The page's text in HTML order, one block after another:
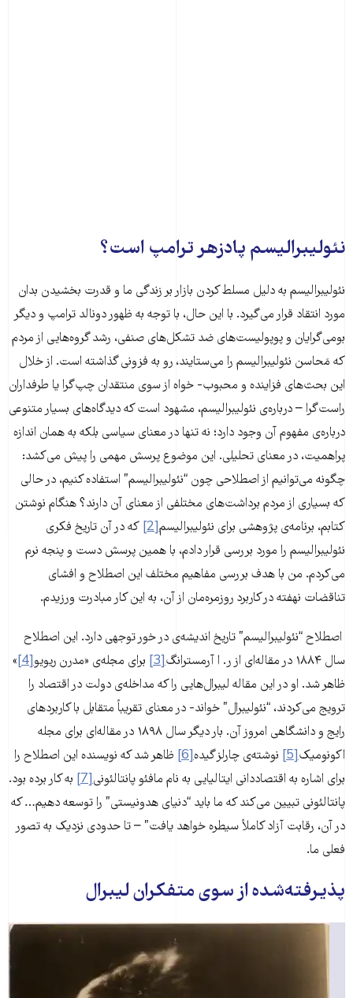
نئولیبرالیسم پادزهر ترامپ است؟
نئولیبرالیسم به دلیل مسلط کردن بازار بر زندگی ما و قدرت بخشیدن بدان
مورد انتقاد قرار می‌گیرد. با این حال، با توجه به ظهور دونالد ترامپ و دیگر
بومی‌گرایان و پوپولیست‌های ضد تشکل‌های صنفی، رشد گروه‌هایی از مردم
که مَحاسن نئولیبرالیسم را می‌ستایند، رو به فزونی‌ گذاشته است. از خلال
این بحث‌های فزاینده و محبوب- خواه از سوی منتقدان چپ‌گرا یا طرفداران
راست‌گرا – درباره‌ی نئولیبرالیسم، مشهود است که دیدگاه‌های بسیار متنوعی
درباره‌ی مفهوم آن وجود دارد؛ نه تنها در معنای سیاسی بلکه به همان اندازه
پراهمیت، در معنای تحلیلی. این موضوع پرسش مهمی را پیش می‌کشد:
چگونه می‌توانیم از اصطلاحی چون “نئولیبرالیسم” استفاده کنیم، در حالی
که بسیاری از مردم برداشت‌های مختلفی از معنای آن دارند؟ هنگام نوشتن
کتابم، برنامه‌ی پژوهشی برای نئولیبرالیسم[2]
که در آن تاریخ فکری
نئولیبرالیسم را مورد بررسی قرار دادم، با همین پرسش دست و پنجه نرم
می‌کردم. من با هدف بررسی مفاهیم مختلف این اصطلاح و افشای
تناقضات نهفته در کاربرد روزمره‌مان از آن، به این کار مبادرت ورزیدم.
اصطلاح “نئولیبرالیسم” تاریخ اندیشه‌ی در خور توجهی دارد. این اصطلاح
سال ۱۸۸۴ در مقاله‌ای از ر. ا آرمسترانگ
[3] برای مجله‌ی «مدرن ریویو[4]
»
ظاهر شد. او در این مقاله لیبرال‌هایی را که مداخله‌ی دولت در اقتصاد را
ترویج می‌کردند، “نئولیبرال” خواند- در معنای تقریباً متقابل با کاربردهای
رایج و دانشگاهی امروز آن. بار دیگر سال ۱۸۹۸ در مقاله‌ای برای مجله
اکونومیک[5] نوشته‌ی چارلز گیده[6]
ظاهر شد که نویسنده این اصطلاح را
برای اشاره به اقتصاددانی ایتالیایی به نام مافئو پانتالئونی[7]
به کار برده بود.
پانتالئونی تبیین می‌کند که ما باید “دنیای هدونیستی” را توسعه دهیم… که
در آن، رقابت آزاد کاملاً سیطره خواهد یافت” – تا حدودی نزدیک به تصور
فعلی ما.
پذیرفته‌شده از سوی متفکران لیبرال